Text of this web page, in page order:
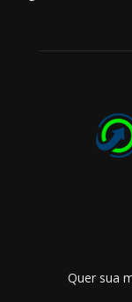
Quer sua